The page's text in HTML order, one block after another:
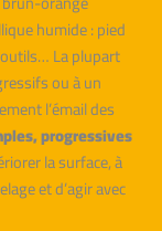
humide : pied
La plupart
ou à un
l’émail des
progressives
la surface, à
et d’agir avec